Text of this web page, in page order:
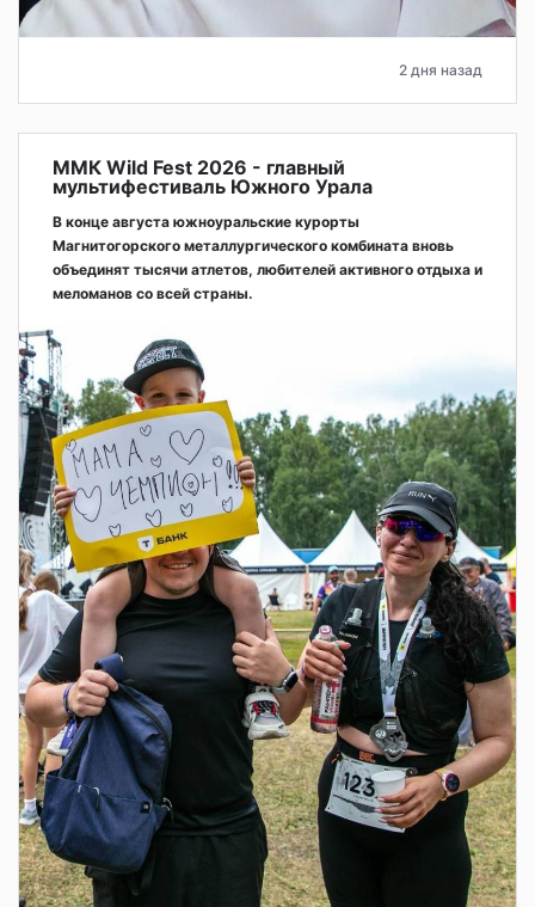
2 дня назад
ММК Wild Fest 2026 - главный
мультифестиваль Южного Урала
В конце августа южноуральские курорты
Магнитогорского металлургического комбината вновь
объединят тысячи атлетов, любителей активного отдыха и
меломанов со всей страны.